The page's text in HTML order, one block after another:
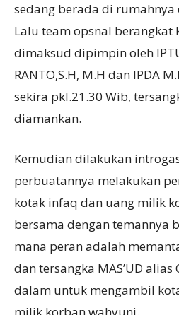
sedang berada di
Lalu team opsnal berangkat
dimaksud dipimpin oleh
RANTO,S.H, M.H dan IPDA
sekira pkl.21.30 Wib,
diamankan.
Kemudian dilakukan
perbuatannya melakukan
kotak infaq dan uang milik
bersama dengan temannya
mana peran adalah
dan tersangka MAS’UD alias
dalam untuk mengambil